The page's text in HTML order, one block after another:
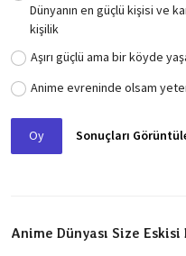
Dünyanın en güçlü kişisi ve
kişilik
Aşırı güçlü ama bir köyde
Anime evreninde olsam
Oy Sonuçları
Anime Dünyası Size